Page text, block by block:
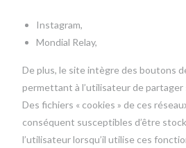
Instagram,
Mondial Relay,
De plus, le site intègre des boutons
permettant à l’utilisateur de
Des fichiers « cookies » de ces
conséquent susceptibles d’être
l’utilisateur lorsqu’il utilise ces